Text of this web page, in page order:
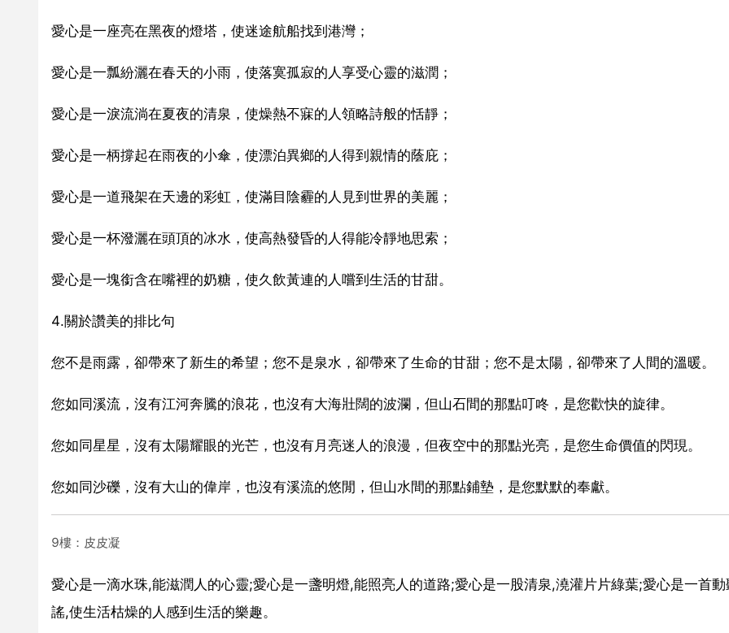
愛心是一座亮在黑夜的燈塔，使迷途航船找到港灣；
愛心是一瓢紛灑在春天的小雨，使落寞孤寂的人享受心靈的滋潤；
愛心是一淚流淌在夏夜的清泉，使燥熱不寐的人領略詩般的恬靜；
愛心是一柄撐起在雨夜的小傘，使漂泊異鄉的人得到親情的蔭庇；
愛心是一道飛架在天邊的彩虹，使滿目陰霾的人見到世界的美麗；
愛心是一杯潑灑在頭頂的冰水，使高熱發昏的人得能冷靜地思索；
愛心是一塊銜含在嘴裡的奶糖，使久飲黃連的人嚐到生活的甘甜。
4.關於讚美的排比句
您不是雨露，卻帶來了新生的希望；您不是泉水，卻帶來了生命的甘甜；您不是太陽，卻帶來了人間的溫暖。
您如同溪流，沒有江河奔騰的浪花，也沒有大海壯闊的波瀾，但山石間的那點叮咚，是您歡快的旋律。
您如同星星，沒有太陽耀眼的光芒，也沒有月亮迷人的浪漫，但夜空中的那點光亮，是您生命價值的閃現。
您如同沙礫，沒有大山的偉岸，也沒有溪流的悠閒，但山水間的那點鋪墊，是您默默的奉獻。
9樓：皮皮凝
愛心是一滴水珠,能滋潤人的心靈;愛心是一盞明燈,能照亮人的道路;愛心是一股清泉,澆灌片片綠葉;愛心是一首
謠,使生活枯燥的人感到生活的樂趣。